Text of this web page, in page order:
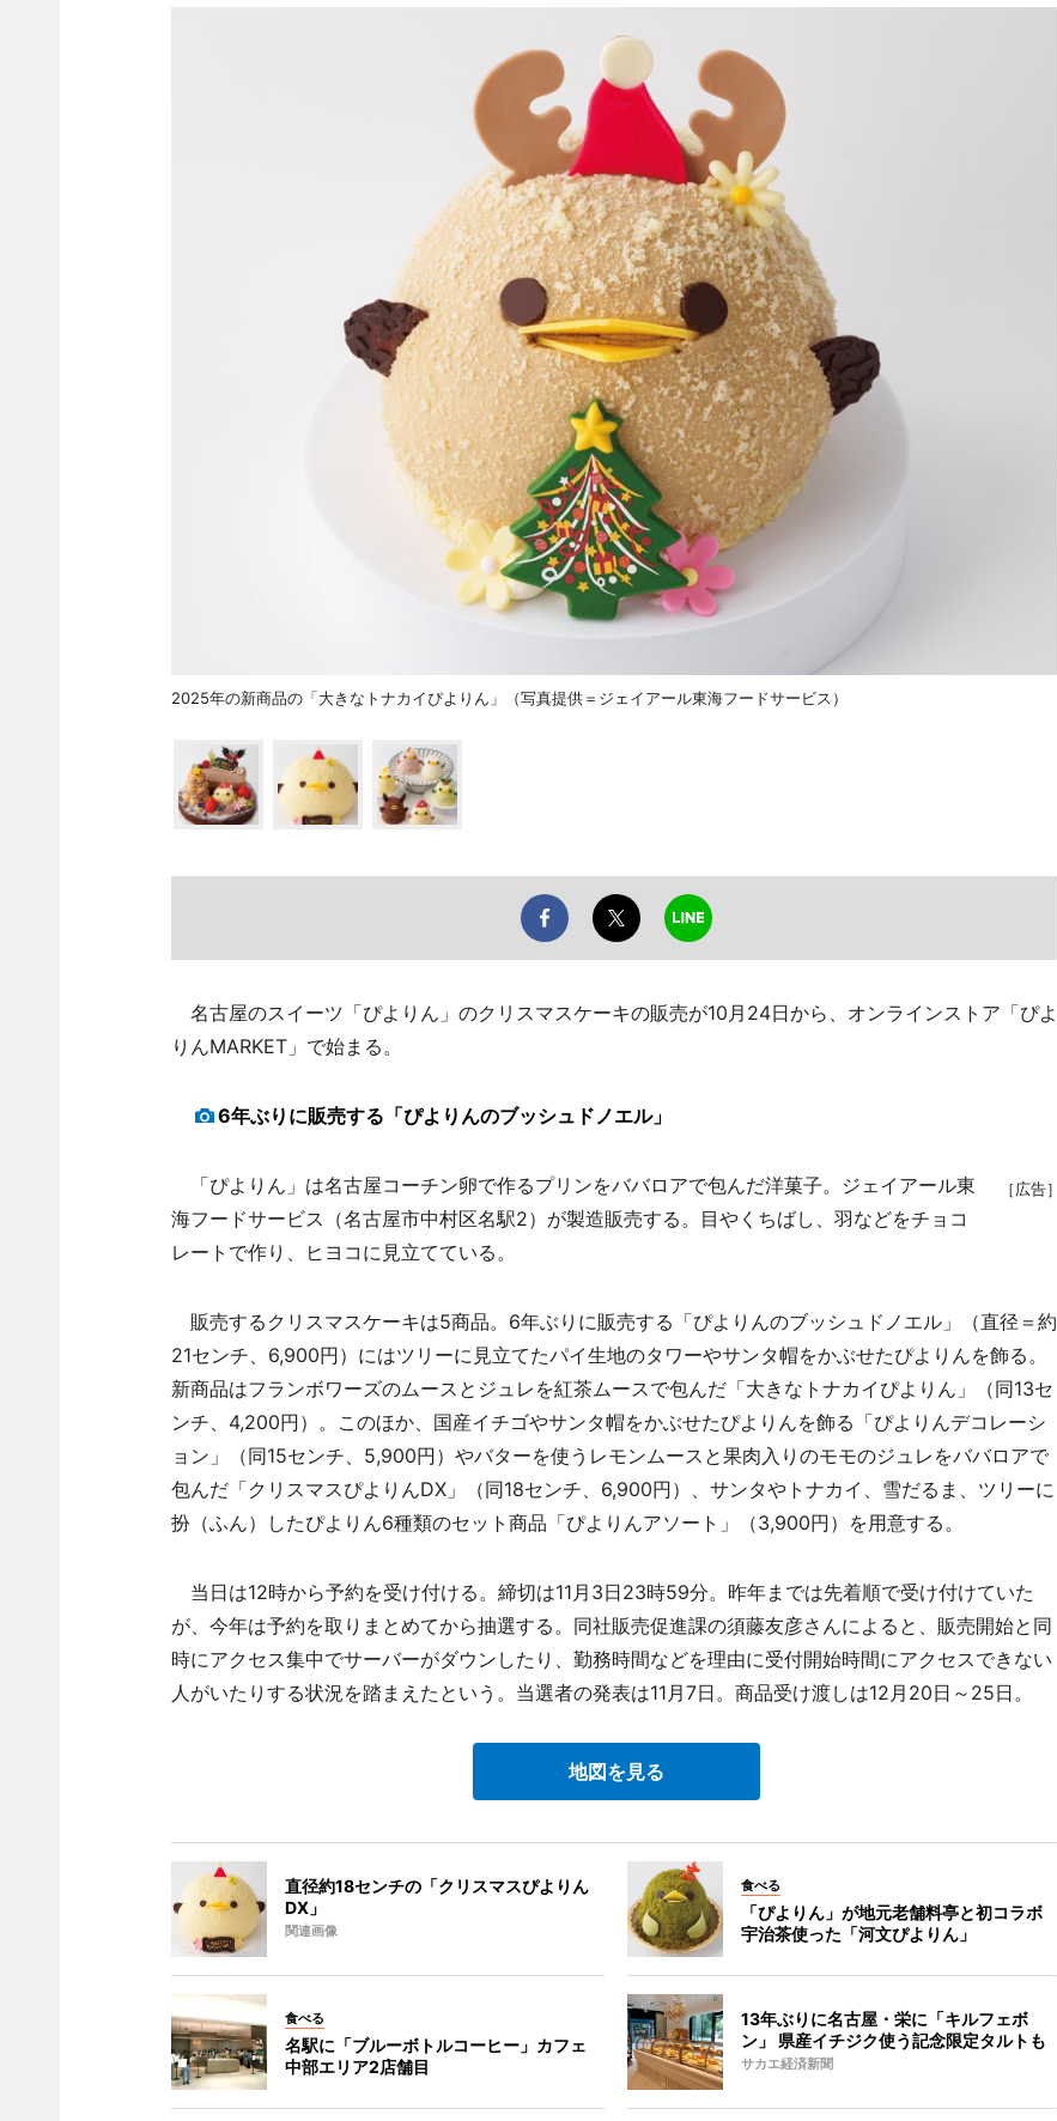
2025年の新商品の「大きなトナカイぴよりん」（写真提供＝ジェイアール東海フードサービス）
名古屋のスイーツ「ぴよりん」のクリスマスケーキの販売が10月24日から、オンラインストア「ぴよ
りんMARKET」で始まる。
6年ぶりに販売する「ぴよりんのブッシュドノエル」
［広告］
「ぴよりん」は名古屋コーチン卵で作るプリンをババロアで包んだ洋菓子。ジェイアール東
海フードサービス（名古屋市中村区名駅2）が製造販売する。目やくちばし、羽などをチョコ
レートで作り、ヒヨコに見立てている。
販売するクリスマスケーキは5商品。6年ぶりに販売する「ぴよりんのブッシュドノエル」（直径＝約
21センチ、6,900円）にはツリーに見立てたパイ生地のタワーやサンタ帽をかぶせたぴよりんを飾る。
新商品はフランボワーズのムースとジュレを紅茶ムースで包んだ「大きなトナカイぴよりん」（同13セ
ンチ、4,200円）。このほか、国産イチゴやサンタ帽をかぶせたぴよりんを飾る「ぴよりんデコレーシ
ョン」（同15センチ、5,900円）やバターを使うレモンムースと果肉入りのモモのジュレをババロアで
包んだ「クリスマスぴよりんDX」（同18センチ、6,900円）、サンタやトナカイ、雪だるま、ツリーに
扮（ふん）したぴよりん6種類のセット商品「ぴよりんアソート」（3,900円）を用意する。
当日は12時から予約を受け付ける。締切は11月3日23時59分。昨年までは先着順で受け付けていた
が、今年は予約を取りまとめてから抽選する。同社販売促進課の須藤友彦さんによると、販売開始と同
時にアクセス集中でサーバーがダウンしたり、勤務時間などを理由に受付開始時間にアクセスできない
人がいたりする状況を踏まえたという。当選者の発表は11月7日。商品受け渡しは12月20日～25日。
地図を見る
直径約18センチの「クリスマスぴよりん
DX」
関連画像
食べる
「ぴよりん」が地元老舗料亭と初コラボ
宇治茶使った「河文ぴよりん」
食べる
名駅に「ブルーボトルコーヒー」カフェ
中部エリア2店舗目
13年ぶりに名古屋・栄に「キルフェボ
ン」 県産イチジク使う記念限定タルトも
サカエ経済新聞